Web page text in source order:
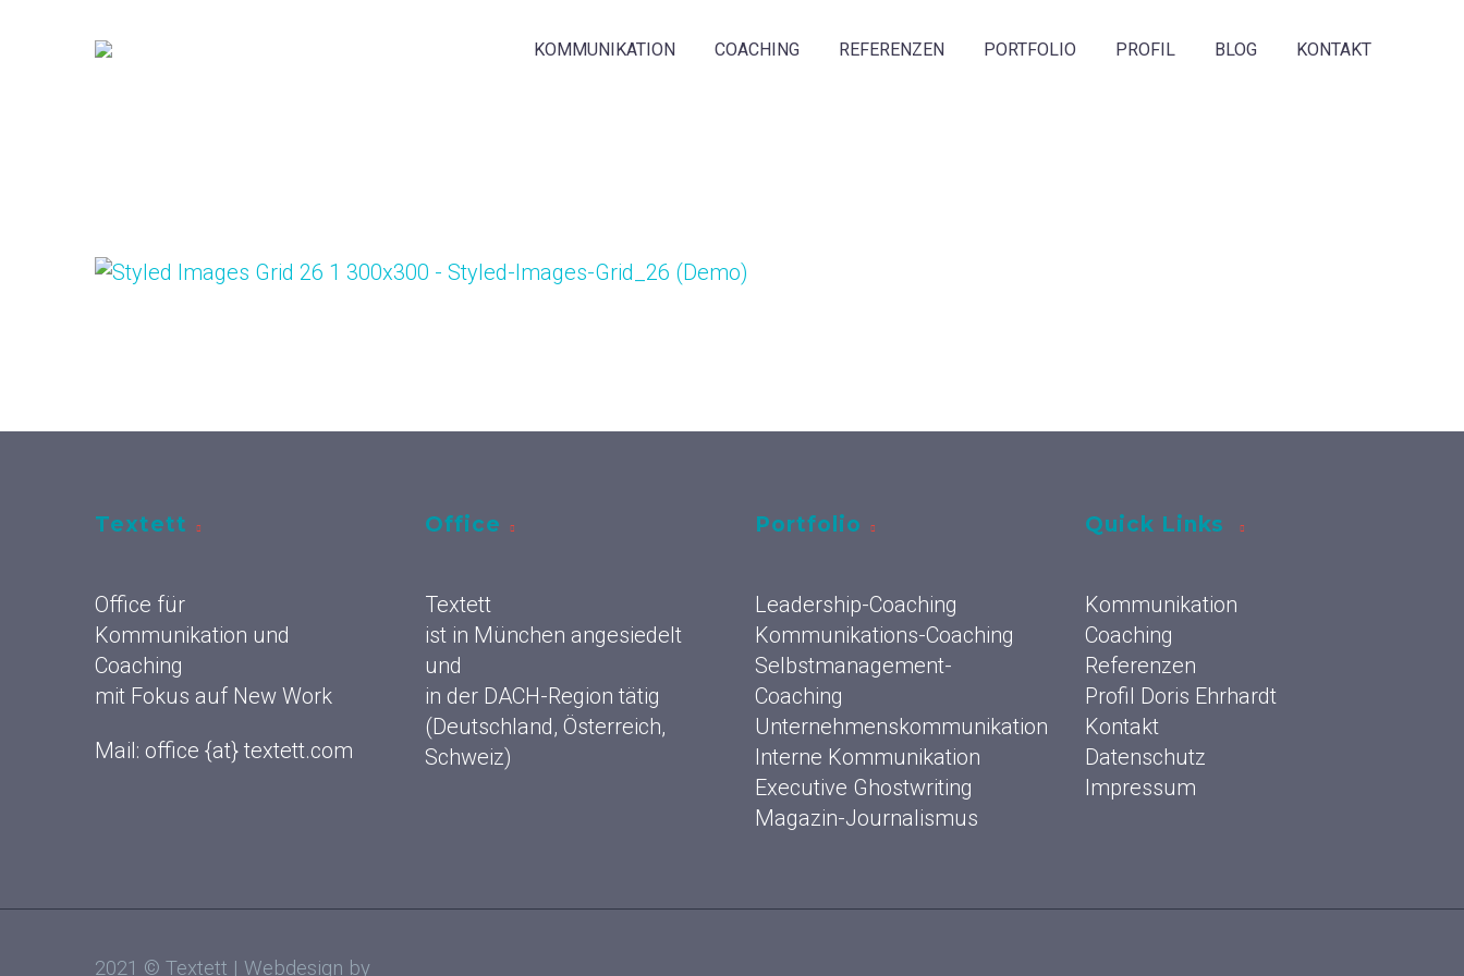
KOMMUNIKATION COACHING REFERENZEN PORTFOLIO PROFIL BLOG KONTAKT
Textett
Office für
Kommunikation und
Coaching
mit Fokus auf New Work
Mail: office {at} textett.com
Office
Textett
ist in München angesiedelt
und
in der DACH-Region tätig
(Deutschland, Österreich,
Schweiz)
Portfolio
Leadership-Coaching
Kommunikations-Coaching
Selbstmanagement-
Coaching
Unternehmenskommunikation
Interne Kommunikation
Executive Ghostwriting
Magazin-Journalismus
Quick Links
Kommunikation
Coaching
Referenzen
Profil Doris Ehrhardt
Kontakt
Datenschutz
Impressum
2021 © Textett | Webdesign by